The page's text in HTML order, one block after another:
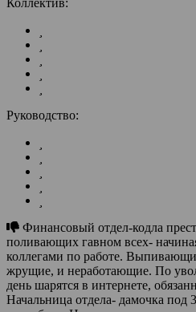
Коллектив:
Руководство:
поливающих гавном всех-
коллегами по работе.
жрущие, и неработающие. По
день шарятся в интернете,
Начальница отдела- дамочка под